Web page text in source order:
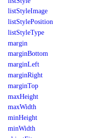
listStyleImage
listStylePosition
listStyleType
margin
marginBottom
marginLeft
marginRight
marginTop
maxHeight
maxWidth
minHeight
minWidth